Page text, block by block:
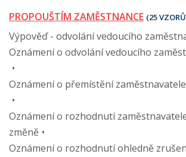
PROPOUŠTÍM ZAMĚSTNANCE (25
Výpověď - odvolání vedoucího
Oznámení o odvolání vedoucího
Oznámení o přemístění
Oznámení o rozhodnutí
změně
Oznámení o rozhodnutí ohledně